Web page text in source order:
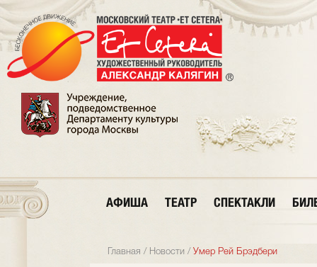
АФИША ТЕАТР СПЕКТАКЛИ
Главная / Новости / Умер Рей Брэдбери